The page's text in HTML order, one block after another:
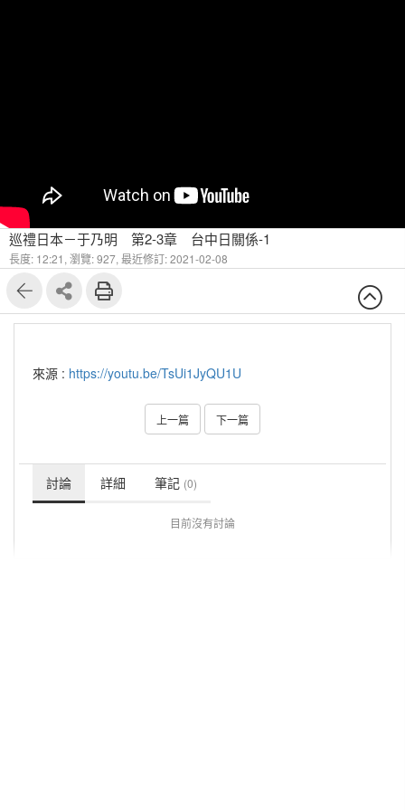
巡禮日本－于乃明 第2-3章 台中日關係-1
長度: 12:21, 瀏覽: 927, 最近修訂: 2021-02-08
來源 : https://youtu.be/TsUi1JyQU1U
上一篇 下一篇
討論 詳細 筆記 (0)
目前沒有討論